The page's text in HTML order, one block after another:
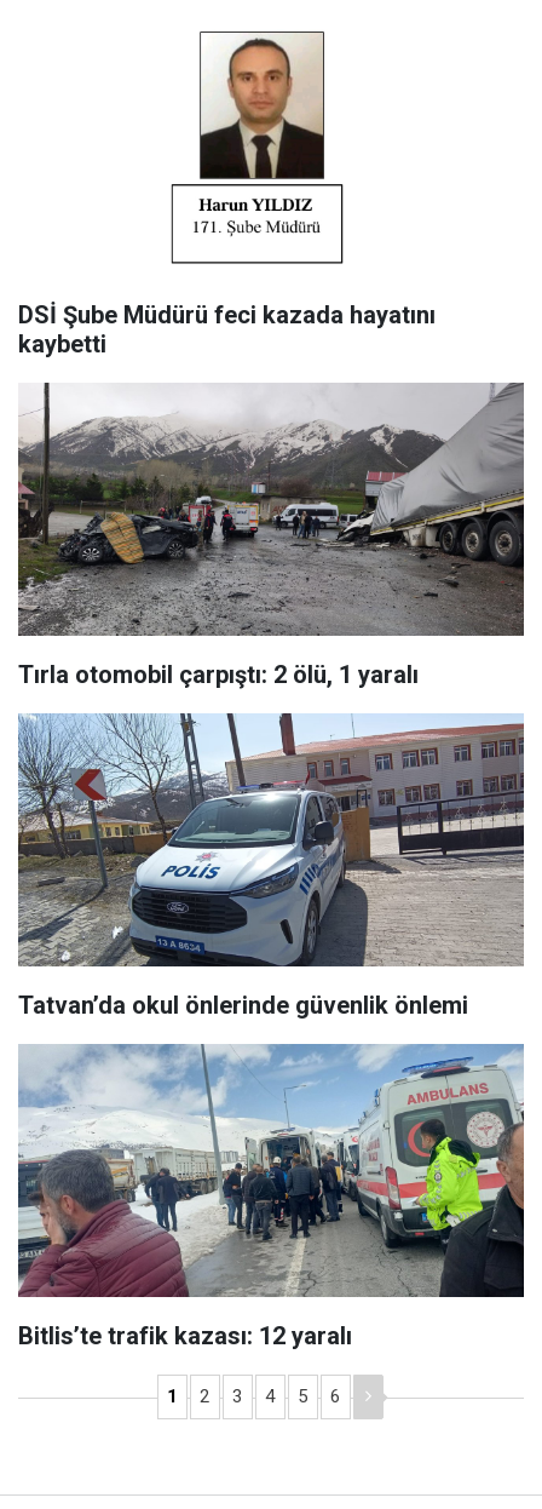
DSİ Şube Müdürü feci kazada hayatını
kaybetti
Tırla otomobil çarpıştı: 2 ölü, 1 yaralı
Tatvan’da okul önlerinde güvenlik önlemi
Bitlis’te trafik kazası: 12 yaralı
1 2 3 4 5 6